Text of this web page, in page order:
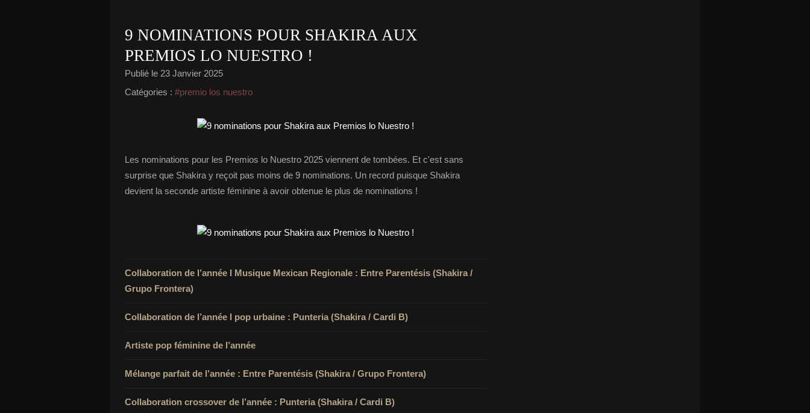
9 NOMINATIONS POUR SHAKIRA AUX
PREMIOS LO NUESTRO !
Publié le 23 Janvier 2025
Catégories : #premio los nuestro
Les nominations pour les Premios lo Nuestro 2025 viennent de tombées. Et c'est sans
surprise que Shakira y reçoit pas moins de 9 nominations. Un record puisque Shakira
devient la seconde artiste féminine à avoir obtenue le plus de nominations !
Collaboration de l’année I Musique Mexican Regionale : Entre Parentésis (Shakira /
Grupo Frontera)
Collaboration de l’année I pop urbaine : Punteria (Shakira / Cardi B)
Artiste pop féminine de l’année
Mélange parfait de l’année : Entre Parentésis (Shakira / Grupo Frontera)
Collaboration crossover de l’année : Punteria (Shakira / Cardi B)